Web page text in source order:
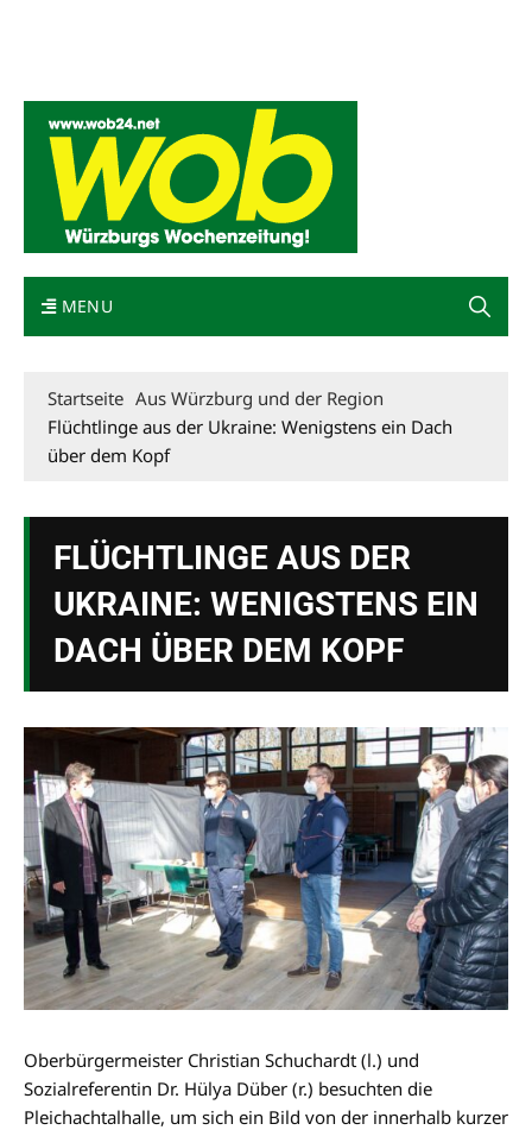
MENU
Startseite Aus Würzburg und der Region
Flüchtlinge aus der Ukraine: Wenigstens ein Dach
über dem Kopf
FLÜCHTLINGE AUS DER
UKRAINE: WENIGSTENS EIN
DACH ÜBER DEM KOPF
Oberbürgermeister Christian Schuchardt (l.) und
Sozialreferentin Dr. Hülya Düber (r.) besuchten die
Pleichachtalhalle, um sich ein Bild von der innerhalb kurzer